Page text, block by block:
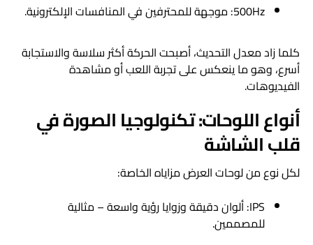
500Hz: موجهة للمحترفين في المنافسات الإلكترونية.
كلما زاد معدل التحديث، أصبحت الحركة أكثر سلاسة والاستجابة
أسرع، وهو ما ينعكس على تجربة اللعب أو مشاهدة
الفيديوهات.
أنواع اللوحات: تكنولوجيا الصورة في
قلب الشاشة
لكل نوع من لوحات العرض مزاياه الخاصة:
IPS: ألوان دقيقة وزوايا رؤية واسعة – مثالية
للمصممين.